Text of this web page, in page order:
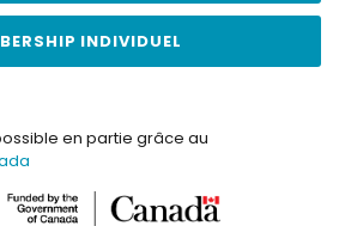
INDIVIDUEL
en partie grâce au